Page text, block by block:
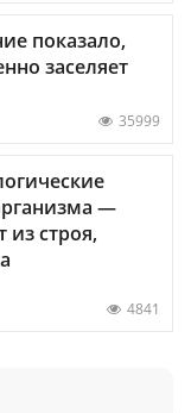
показало,
заселяет
35999
—
из строя,
4841